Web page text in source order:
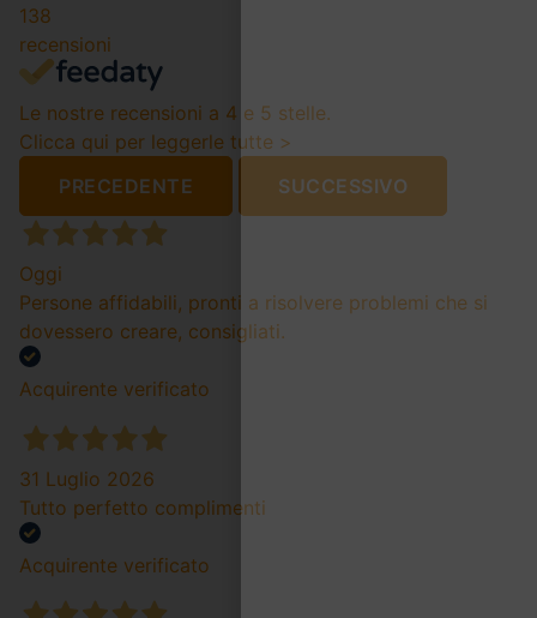
138
recensioni
Le nostre recensioni a 4 e 5 stelle.
Clicca qui per leggerle tutte >
PRECEDENTE
SUCCESSIVO
Oggi
Persone affidabili, pronti a risolvere problemi che si
dovessero creare, consigliati.
Acquirente verificato
31 Luglio 2026
Tutto perfetto complimenti
Acquirente verificato